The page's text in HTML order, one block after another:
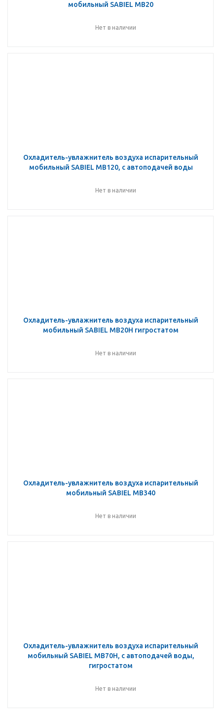
мобильный SABIEL MB20
Нет в наличии
Охладитель-увлажнитель воздуха испарительный
мобильный SABIEL MB120, с автоподачей воды
Нет в наличии
Охладитель-увлажнитель воздуха испарительный
мобильный SABIEL MB20Н гигростатом
Нет в наличии
Охладитель-увлажнитель воздуха испарительный
мобильный SABIEL MB340
Нет в наличии
Охладитель-увлажнитель воздуха испарительный
мобильный SABIEL MB70H, с автоподачей воды,
гигростатом
Нет в наличии